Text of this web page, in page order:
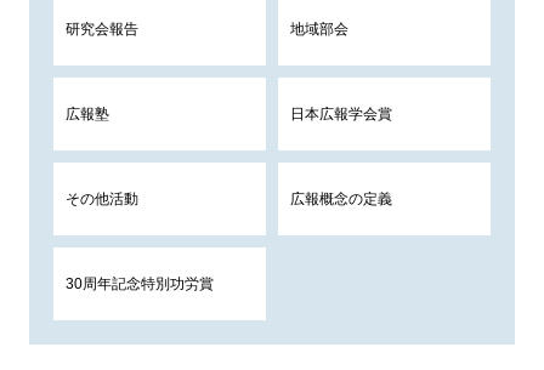
研究会報告 地域部会
広報塾 日本広報学会賞
その他活動 広報概念の定義
30周年記念特別功労賞